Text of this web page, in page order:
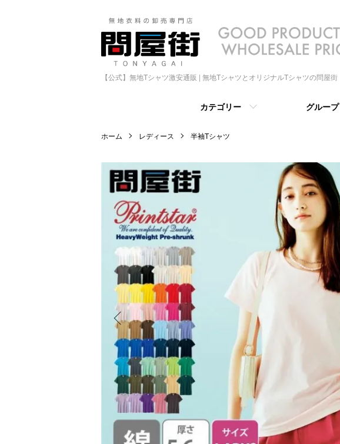
【公式】無地Tシャツ激安通販 | 無地TシャツとオリジナルTシャツの問屋街
カテゴリー グループ
ホーム レディース 半袖Tシャツ